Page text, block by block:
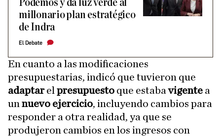
Podemos y da luz verde al
millonario plan estratégico
de Indra
El Debate
En cuanto a las modificaciones
presupuestarias, indicó que tuvieron que
adaptarel presupuesto que estabavigente a
un nuevo ejercicio, incluyendo cambios para
responder a otra realidad, ya que se
produjeron cambios en los ingresos con